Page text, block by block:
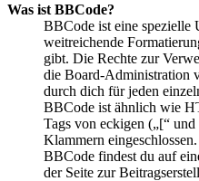
Was ist BBCode?
BBCode ist eine
weitreichende
gibt. Die Rechte zur
die Board-Administration
durch dich für jeden
BBCode ist ähnlich wie
Tags von eckigen („[“
Klammern
BBCode findest du auf
der Seite zur